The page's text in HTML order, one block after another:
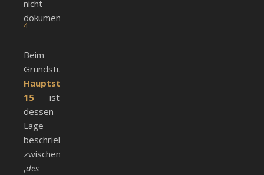
nicht
dokumentiert.
4
Beim
Grundstück
Hauptstr.
15 ist
dessen
Lage
beschrieben
zwischen
‚des